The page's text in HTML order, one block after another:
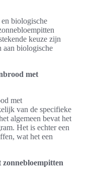
biologische
keuze zijn
aan biologische
met
met
van de specifieke
algemeen bevat het
Het is echter een
wat het een